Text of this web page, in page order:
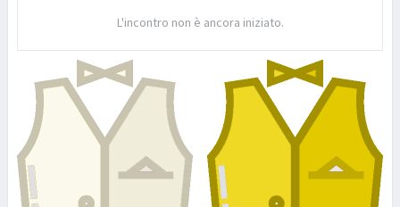
L'incontro non è ancora iniziato.